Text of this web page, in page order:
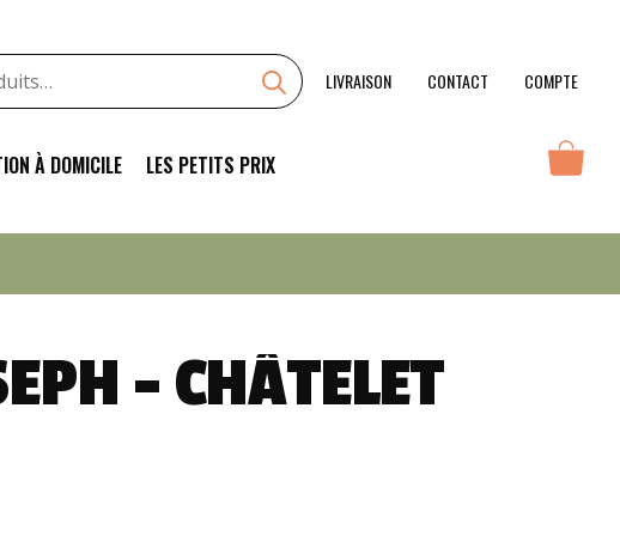
À DOMICILE LES PETITS PRIX
LIVRAISON CONTACT COMPTE
– CHÂTELET
-